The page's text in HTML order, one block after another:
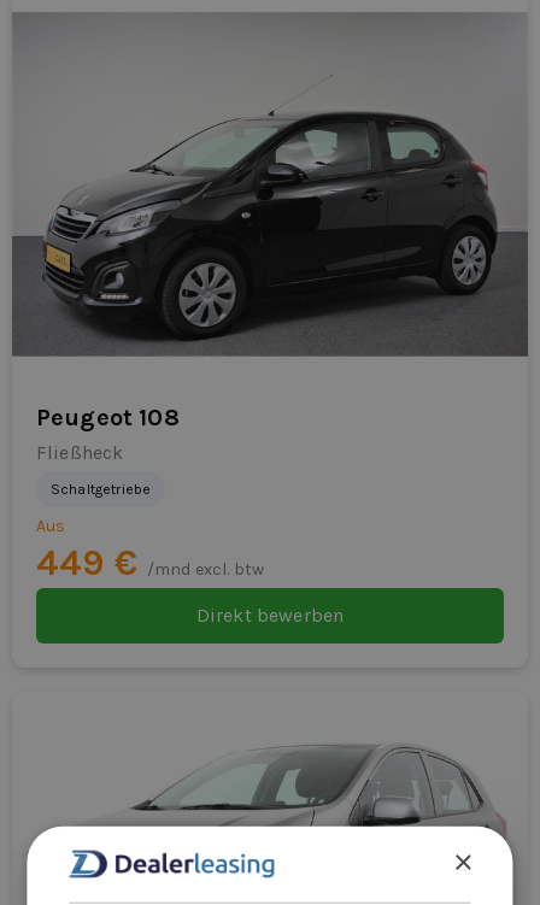
Peugeot 108
Fließheck
Schaltgetriebe
Aus
449 € /mnd excl. btw
Direkt bewerben
×